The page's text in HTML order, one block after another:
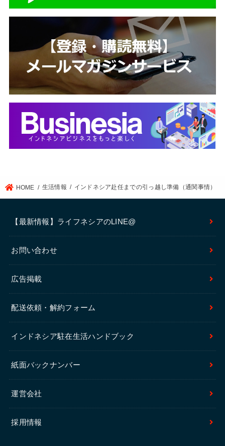
HOME 生活情報 インドネシア赴任までの引っ越し準備（通関事情）
【最新情報】ライフネシアのLINE@
お問い合わせ
広告掲載
配送依頼・解約フォーム
インドネシア駐在生活ハンドブック
紙面バックナンバー
運営会社
採用情報